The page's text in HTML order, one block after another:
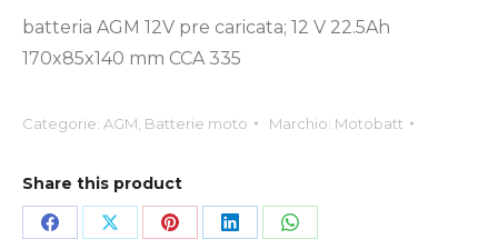
batteria AGM 12V pre caricata; 12 V 22.5Ah
170x85x140 mm CCA 335
Categorie: AGM Batterie moto Marchio: Motobatt
Share this product
CondividiCondividiCondividiCondividiCondividi